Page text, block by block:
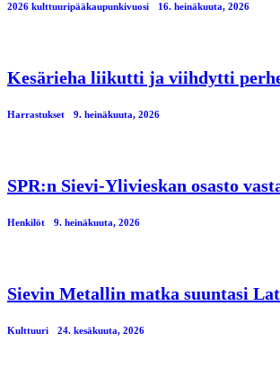
2026 kulttuuripääkaupunkivuosi 16. heinäkuuta, 2026
Kesärieha liikutti ja viihdytti
Harrastukset 9. heinäkuuta, 2026
SPR:n Sievi-Ylivieskan osasto
Henkilöt 9. heinäkuuta, 2026
Sievin Metallin matka suuntasi
Kulttuuri 24. kesäkuuta, 2026